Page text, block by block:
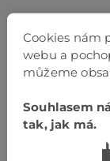
Cookies nám
webu a
můžeme
Souhlasem
tak, jak má.